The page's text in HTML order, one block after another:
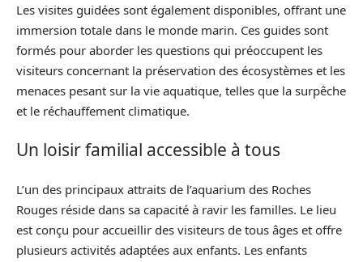
Les visites guidées sont également disponibles, offrant une
immersion totale dans le monde marin. Ces guides sont
formés pour aborder les questions qui préoccupent les
visiteurs concernant la préservation des écosystèmes et les
menaces pesant sur la vie aquatique, telles que la surpêche
et le réchauffement climatique.
Un loisir familial accessible à tous
L’un des principaux attraits de l’aquarium des Roches
Rouges réside dans sa capacité à ravir les familles. Le lieu
est conçu pour accueillir des visiteurs de tous âges et offre
plusieurs activités adaptées aux enfants. Les enfants